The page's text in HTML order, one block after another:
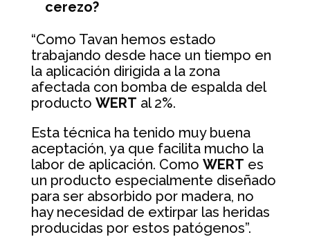
cerezo?
“Como Tavan hemos estado
trabajando desde hace un tiempo en
la aplicación dirigida a la zona
afectada con bomba de espalda del
producto WERT al 2%.
Esta técnica ha tenido muy buena
aceptación, ya que facilita mucho la
labor de aplicación. Como WERT es
un producto especialmente diseñado
para ser absorbido por madera, no
hay necesidad de extirpar las heridas
producidas por estos patógenos”.